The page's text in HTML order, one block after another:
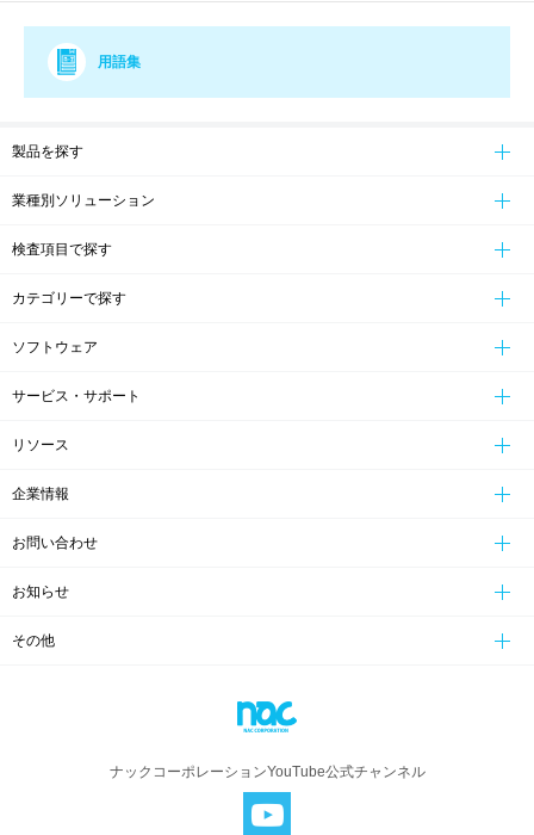
用語集
製品を探す
業種別ソリューション
検査項目で探す
カテゴリーで探す
ソフトウェア
サービス・サポート
リソース
企業情報
お問い合わせ
お知らせ
その他
ナックコーポレーションYouTube公式チャンネル